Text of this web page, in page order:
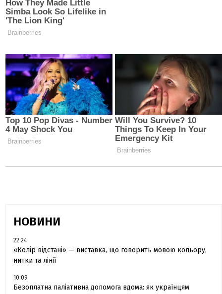
НОВИНИ
22:24
«Колір відстані» — виставка, що говорить мовою кольору,
нитки та лінії
10:09
Безоплатна паліативна допомога вдома: як українцям